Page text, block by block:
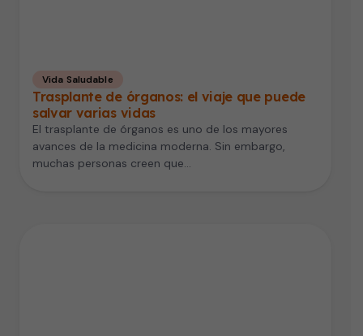
Vida Saludable
Trasplante de órganos: el viaje que puede
salvar varias vidas
El trasplante de órganos es uno de los mayores
avances de la medicina moderna. Sin embargo,
muchas personas creen que…